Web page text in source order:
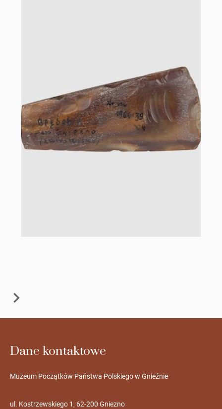
Dane kontaktowe
Muzeum Początków Państwa Polskiego w Gnieźnie
ul. Kostrzewskiego 1, 62-200 Gniezno